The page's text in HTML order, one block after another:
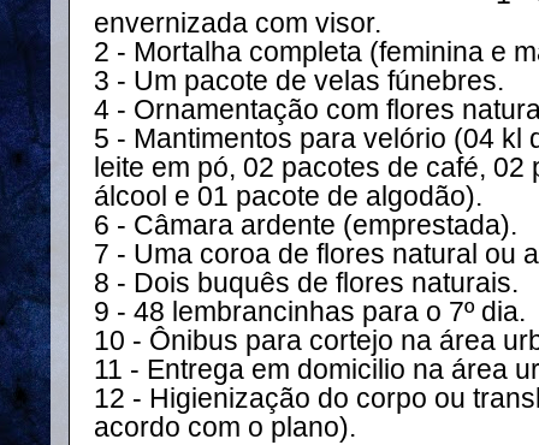
envernizada com visor.
2 - Mortalha completa (feminina e
3 - Um pacote de velas fúnebres.
4 - Ornamentação com flores
5 - Mantimentos para velório (04 kl
leite em pó, 02 pacotes de café,
álcool e 01 pacote de algodão).
6 - Câmara ardente (emprestada).
7 - Uma coroa de flores natural ou
8 - Dois buquês de flores naturais.
9 - 48 lembrancinhas para o 7º dia.
10 - Ônibus para cortejo na área
11 - Entrega em domicilio na área
12 - Higienização do corpo ou
acordo com o plano).